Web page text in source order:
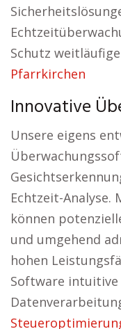
Schutz
Pfarrkirchen
Innovative
Unsere eigens
Echtzeit-Analyse.
können
und umgehend
hohen
Software intuitive